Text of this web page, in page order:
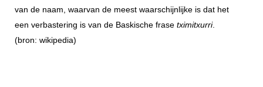
van de naam, waarvan de meest waarschijnlijke is dat het
een verbastering is van de Baskische frase tximitxurri.
(bron: wikipedia)